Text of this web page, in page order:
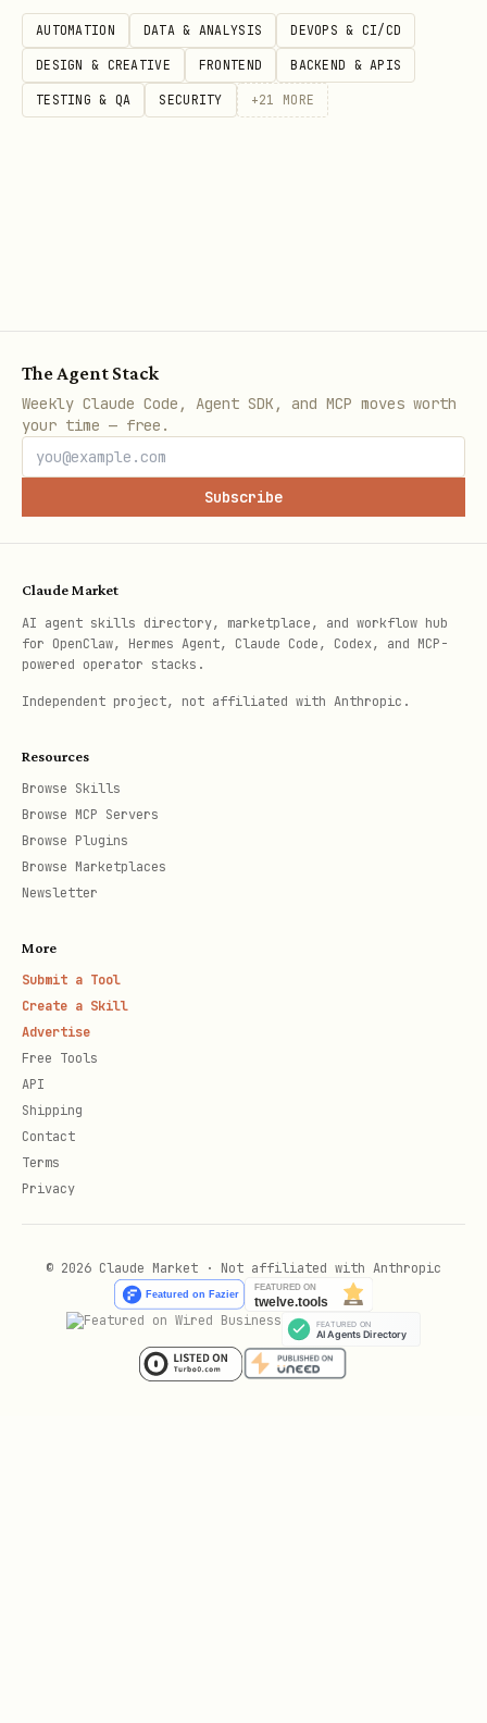
analysis 25%
Analiză
dependențe
monitoring 85% Monitorizare
completed
enhanced 100% Îmbunătățit prin
📁 Structura Sistemului
text
workspace/
│   └── *.md
├── Creier/                    # Memorie
│   ├── TOPIC.md              # Task-uri active
│   ├── _TASKS/               # Detalii task-uri
│   └── _ARHIVA/              # Task-uri
├── brain_index.json          # Toate task-urile
├── brain_graph.json          # Graf conexiuni
heartbeat - Bătăia Inimii (Principală)
AUTOMATION DATA & ANALYSIS DEVOPS & CI/CD
DESIGN & CREATIVE FRONTEND BACKEND & APIS
TESTING & QA SECURITY +21 MORE
The Agent Stack
Weekly Claude Code, Agent SDK, and MCP moves worth
your time — free.
Subscribe
Claude Market
AI agent skills directory, marketplace, and workflow hub
for OpenClaw, Hermes Agent, Claude Code, Codex, and MCP-
powered operator stacks.
Independent project, not affiliated with Anthropic.
Resources
Browse Skills
Browse MCP Servers
Browse Plugins
Browse Marketplaces
Newsletter
More
Submit a Tool
Create a Skill
Advertise
Free Tools
API
Shipping
Contact
Terms
Privacy
© 2026 Claude Market · Not affiliated with Anthropic